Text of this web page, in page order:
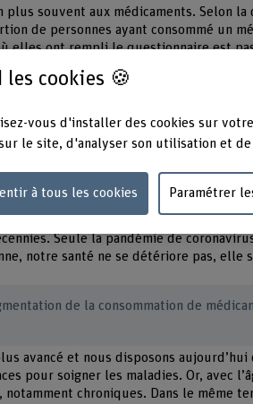
souvent aux médicaments. Selon la
de personnes ayant consommé un
elles ont rempli le questionnaire est
en particulier, a plus que doublé
de la santé au département Santé
est en hausse depuis 30 ans.
gens est globalement très bon et s’est
de vie est un excellent indicateur
Seule la pandémie de
notre santé ne se détériore pas, elle
de la consommation de
avancé et nous disposons aujourd’hui
pour soigner les maladies. Or, avec
chroniques. Dans le même
les cookies 🍪
vous d'installer des cookies sur
le site, d'analyser son utilisation et
à tous les cookies Paramétrer